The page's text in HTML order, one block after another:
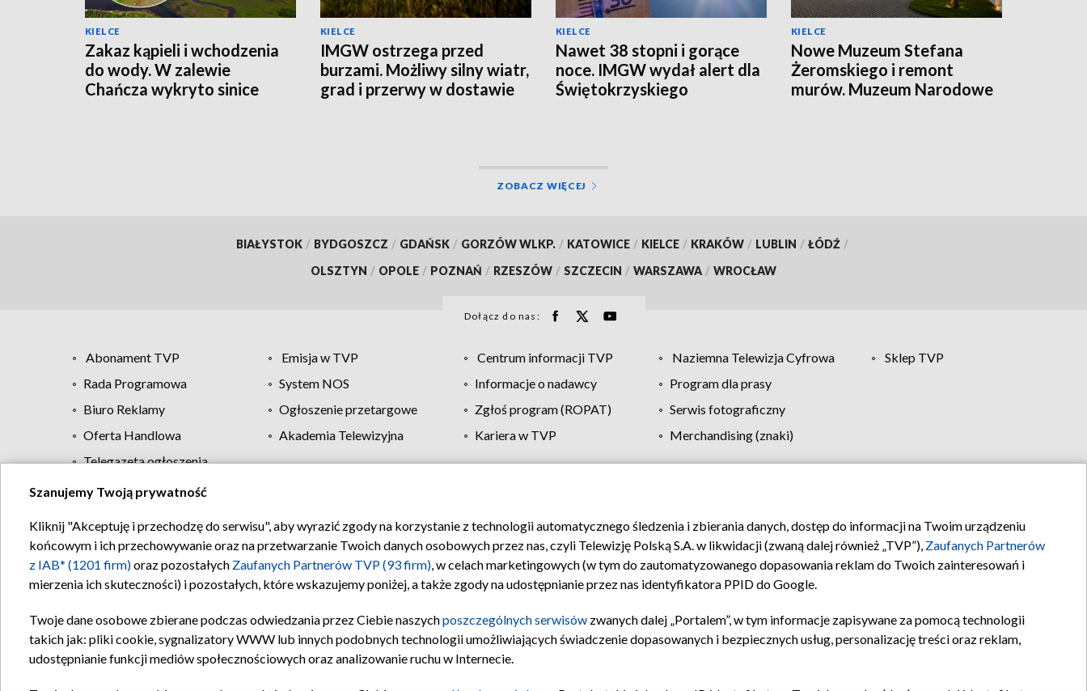
KIELCE
Zakaz kąpieli i wchodzenia
do wody. W zalewie
Chańcza wykryto sinice
KIELCE
IMGW ostrzega przed
burzami. Możliwy silny wiatr,
grad i przerwy w dostawie
KIELCE
Nawet 38 stopni i gorące
noce. IMGW wydał alert dla
Świętokrzyskiego
KIELCE
Nowe Muzeum Stefana
Żeromskiego i remont
murów. Muzeum Narodowe
ZOBACZ WIĘCEJ
BIAŁYSTOK / BYDGOSZCZ / GDAŃSK / GORZÓW WLKP. / KATOWICE / KIELCE / KRAKÓW / LUBLIN / ŁÓDŹ /
OLSZTYN / OPOLE / POZNAŃ / RZESZÓW / SZCZECIN / WARSZAWA / WROCŁAW
Dołącz do nas:
Abonament TVP Emisja w TVP Centrum informacji TVP Naziemna Telewizja Cyfrowa
Sklep TVP
Rada Programowa
System NOS Informacje o nadawcy
Program dla prasy
Biuro Reklamy
Ogłoszenie przetargowe Zgłoś program (ROPAT)
Serwis fotograficzny
Oferta Handlowa
Akademia Telewizyjna Kariera w TVP
Merchandising (znaki)
Telegazeta ogłoszenia
Regulamin TVP Polityka prywatności Moje zgody Pomoc Biuro reklamy Kontakt
Szanujemy Twoją prywatność
Kliknij "Akceptuję i przechodzę do serwisu", aby wyrazić zgody na korzystanie z technologii automatycznego śledzenia i zbierania danych, dostęp do informacji na Twoim urządzeniu
końcowym i ich przechowywanie oraz na przetwarzanie Twoich danych osobowych przez nas, czyli Telewizję Polską S.A. w likwidacji (zwaną dalej również „TVP”), Zaufanych Partnerów
z IAB* (1201 firm)oraz pozostałych Zaufanych Partnerów TVP (93 firm), w celach marketingowych (w tym do zautomatyzowanego dopasowania reklam do Twoich zainteresowań i
mierzenia ich skuteczności) i pozostałych, które wskazujemy poniżej, a także zgody na udostępnianie przez nas identyfikatora PPID do Google.
Twoje dane osobowe zbierane podczas odwiedzania przez Ciebie naszychposzczególnych serwisów zwanych dalej „Portalem”, w tym informacje zapisywane za pomocą technologii
takich jak: pliki cookie, sygnalizatory WWW lub innych podobnych technologii umożliwiających świadczenie dopasowanych i bezpiecznych usług, personalizację treści oraz reklam,
udostępnianie funkcji mediów społecznościowych oraz analizowanie ruchu w Internecie.